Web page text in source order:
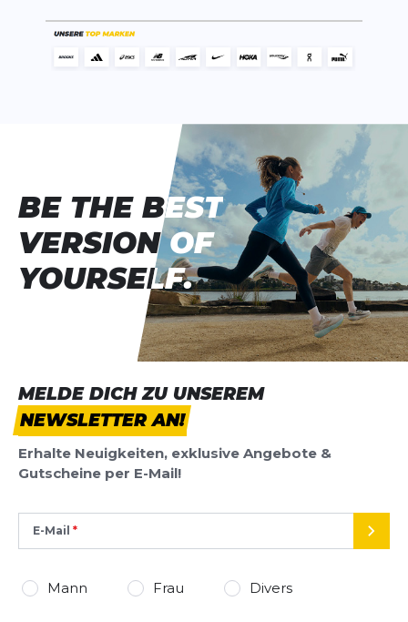
MELDE DICH ZU UNSEREM
NEWSLETTER AN!
Erhalte Neuigkeiten, exklusive Angebote &
Gutscheine per E-Mail!
E-Mail
Mann Frau Divers
BE THE BEST
VERSION OF
YOURSELF.
BE THE BEST
VERSION OF
YOURSELF.